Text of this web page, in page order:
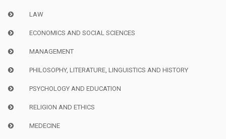
LAW
ECONOMICS AND SOCIAL SCIENCES
MANAGEMENT
PHILOSOPHY, LITERATURE, LINGUISTICS AND HISTORY
PSYCHOLOGY AND EDUCATION
RELIGION AND ETHICS
MEDECINE